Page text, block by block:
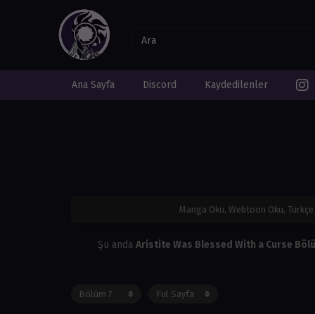
Ana Sayfa Discord Kaydedilenler
Manga Oku, Webtoon Oku,
Şu anda Aristite Was Blessed With a Curse